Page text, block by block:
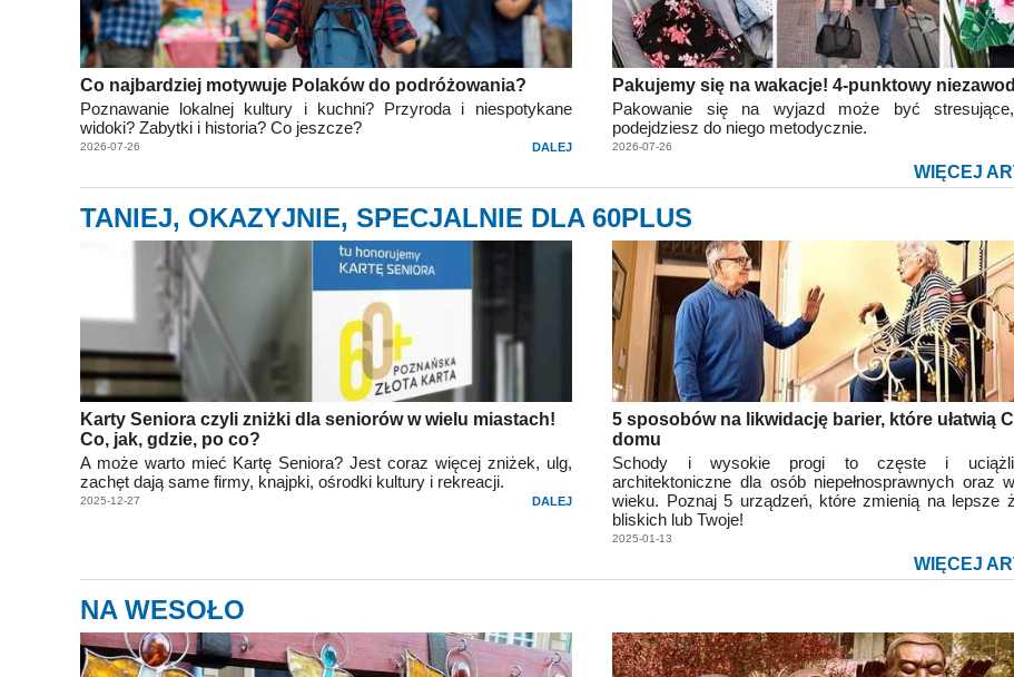
Co najbardziej motywuje Polaków do podróżowania?
Poznawanie lokalnej kultury i kuchni? Przyroda i niespotykane
widoki? Zabytki i historia? Co jeszcze?
2026-07-26 DALEJ
Pakujemy się na wakacje! 4-punktowy
Pakowanie się na wyjazd może być
podejdziesz do niego metodycznie.
2026-07-26
WIĘCEJ
TANIEJ, OKAZYJNIE, SPECJALNIE DLA 60PLUS
Karty Seniora czyli zniżki dla seniorów w wielu miastach!
Co, jak, gdzie, po co?
A może warto mieć Kartę Seniora? Jest coraz więcej zniżek, ulg,
zachęt dają same firmy, knajpki, ośrodki kultury i rekreacji.
2025-12-27 DALEJ
5 sposobów na likwidację barier, które ułatwią
domu
Schody i wysokie progi to częste i
architektoniczne dla osób niepełnosprawnych oraz
wieku. Poznaj 5 urządzeń, które zmienią na lepsze
bliskich lub Twoje!
2025-01-13
WIĘCEJ
NA WESOŁO